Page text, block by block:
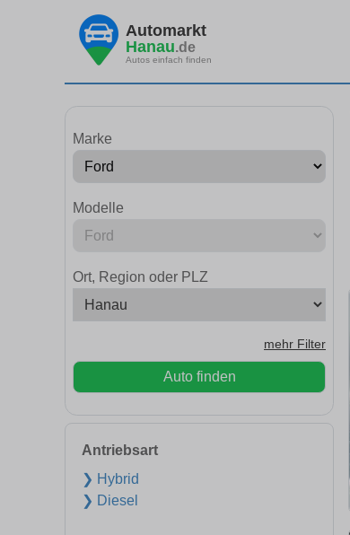
Automarkt
Hanau.de
Autos einfach finden
Marke
Modelle
Ort, Region oder PLZ
mehr Filter
Auto finden
Antriebsart
❯ Hybrid
❯ Diesel